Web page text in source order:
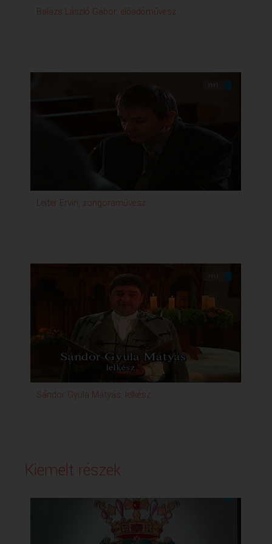
Balázs László Gábor, előadóművész
Leiter Ervin, zongoraművész
Sándor Gyula Mátyás, lelkész
Kiemelt részek